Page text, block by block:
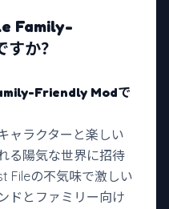
Family-
か？
Friendly Modで
ャラクターと楽しい
る陽気な世界に招待
Fileの不気味で激しい
ドとファミリー向け